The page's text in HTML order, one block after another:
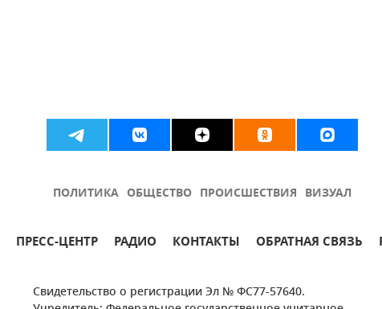
ПОЛИТИКА ОБЩЕСТВО ПРОИСШЕСТВИЯ ВИЗУАЛ
ПРЕСС-ЦЕНТР РАДИО КОНТАКТЫ ОБРАТНАЯ СВЯЗЬ
Свидетельство о регистрации Эл № ФС77-57640.